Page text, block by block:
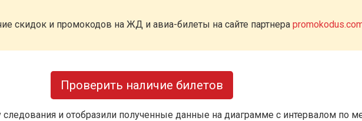
скидок и промокодов на ЖД и авиа-билеты на сайте партнера
Проверить наличие билетов
и отобразили полученные данные на диаграмме с интервалом по